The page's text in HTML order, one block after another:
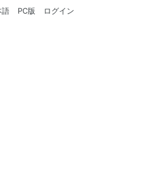
語 PC版 ログイン